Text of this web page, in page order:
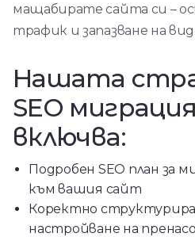
мащабирате сайта си –
трафик и запазване на
Нашата
SEO
включва:
Подробен SEO план за
към вашия сайт
Коректно
настройване на